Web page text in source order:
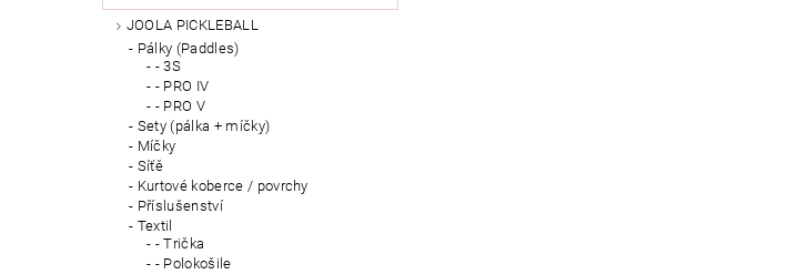
JOOLA PICKLEBALL
Pálky (Paddles)
- 3S
- PRO IV
- PRO V
Sety (pálka + míčky)
Míčky
Síťě
Kurtové koberce / povrchy
Příslušenství
Textil
- Trička
- Polokošile